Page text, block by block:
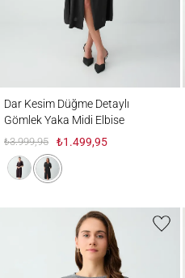
Dar Kesim Düğme Detaylı
Gömlek Yaka Midi Elbise
₺3.999,95 ₺1.499,95